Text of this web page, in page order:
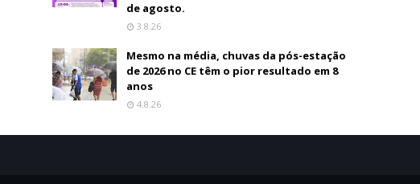
de agosto.
3.8.26
Mesmo na média, chuvas da pós-estação
de 2026 no CE têm o pior resultado em 8
anos
4.8.26